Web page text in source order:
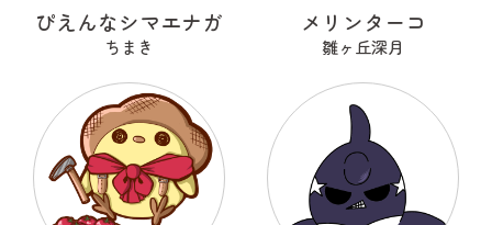
ぴえんなシマエナガ
ちまき
メリンターコ
雛ヶ丘深月